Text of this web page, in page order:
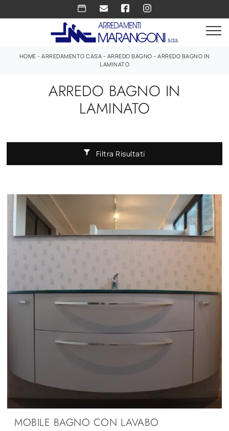
HOME - ARREDAMENTO CASA - ARREDO BAGNO - ARREDO BAGNO IN
LAMINATO
ARREDO BAGNO IN
LAMINATO
Filtra Risultati
MOBILE BAGNO CON LAVABO